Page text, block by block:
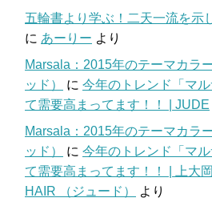
五輪書より学ぶ！二天一流を示
に あーりー より
Marsala：2015年のテーマカラ
ッド）
に 今年のトレンド「マ
て需要高まってます！！ | JUDE
Marsala：2015年のテーマカラ
ッド）
に 今年のトレンド「マ
て需要高まってます！！ | 上大
HAIR （ジュード）
より